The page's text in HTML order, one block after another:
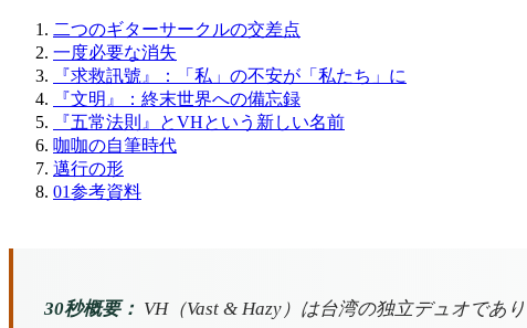
二つのギターサークルの交差点
一度必要な消失
『求救訊號』：「私」の不安が「私たち」に
『文明』：終末世界への備忘録
『五常法則』とVHという新しい名前
咖咖の自筆時代
邁行の形
01参考資料
30秒概要： VH（Vast & Hazy）は台湾の独立デュオであ